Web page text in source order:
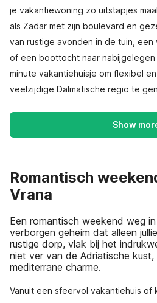
je vakantiewoning zo uitstapjes
als Zadar met zijn boulevard en
van rustige avonden in de tuin,
of een boottocht naar
minute vakantiehuisje om flexibel
veelzijdige Dalmatische regio te
Show
Romantisch
Vrana
Een romantisch weekend weg
verborgen geheim dat alleen
rustige dorp, vlak bij het
niet ver van de Adriatische
mediterrane charme.
Vanuit een sfeervol vakantiehuis of